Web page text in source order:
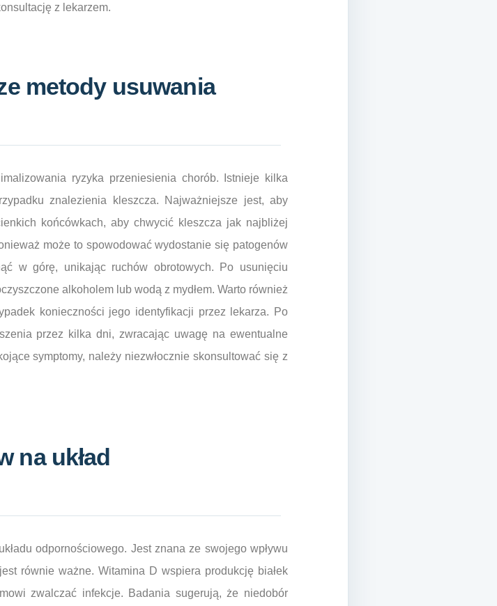
z lekarzem.
metody usuwania
ryzyka przeniesienia chorób. Istnieje kilka
znalezienia kleszcza. Najważniejsze jest, aby
końcówkach, aby chwycić kleszcza jak najbliżej
może to spowodować wydostanie się patogenów
w górę, unikając ruchów obrotowych. Po usunięciu
alkoholem lub wodą z mydłem. Warto również
konieczności jego identyfikacji przez lekarza. Po
przez kilka dni, zwracając uwagę na ewentualne
symptomy, należy niezwłocznie skonsultować się z
na układ
odpornościowego. Jest znana ze swojego wpływu
równie ważne. Witamina D wspiera produkcję białek
zwalczać infekcje. Badania sugerują, że niedobór